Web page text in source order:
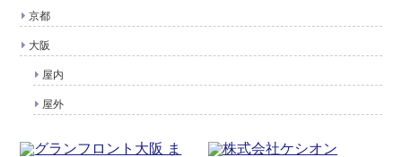
京都
大阪
屋内
屋外